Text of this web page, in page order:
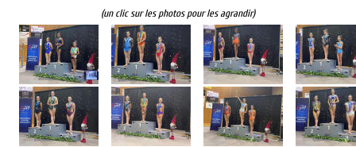
(un clic sur les photos pour les agrandir)